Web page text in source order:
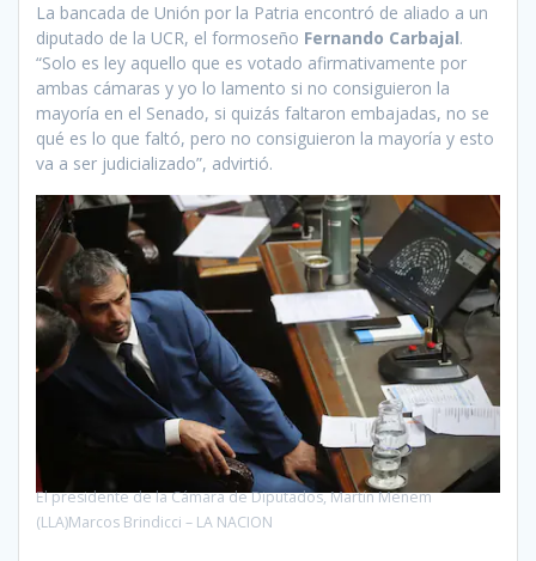
La bancada de Unión por la Patria encontró de aliado a un
diputado de la UCR, el formoseño Fernando Carbajal.
“Solo es ley aquello que es votado afirmativamente por
ambas cámaras y yo lo lamento si no consiguieron la
mayoría en el Senado, si quizás faltaron embajadas, no se
qué es lo que faltó, pero no consiguieron la mayoría y esto
va a ser judicializado”, advirtió.
El presidente de la Cámara de Diputados, Martín Menem
(LLA)Marcos Brindicci – LA NACION